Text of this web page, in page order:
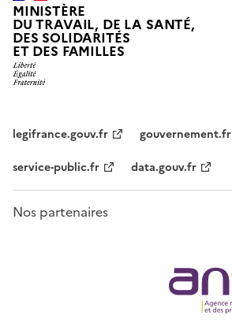
MINISTÈRE
DU TRAVAIL, DE LA SANTÉ,
DES SOLIDARITÉS
ET DES FAMILLES
legifrance.gouv.fr
gouvernement.fr
service-public.fr
data.gouv.fr
Nos partenaires